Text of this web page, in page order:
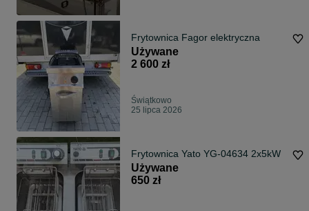
Frytownica Fagor elektryczna
Używane
2 600 zł
Świątkowo
25 lipca 2026
Frytownica Yato YG-04634 2x5kW
Używane
650 zł